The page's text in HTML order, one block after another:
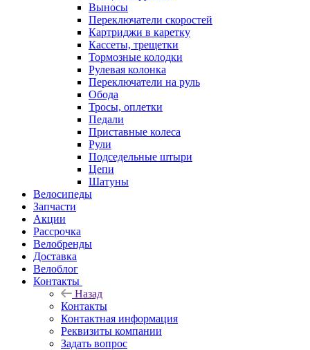
Выносы
Переключатели скоростей
Картриджи в каретку
Кассеты, трещетки
Тормозные колодки
Рулевая колонка
Переключатели на руль
Обода
Тросы, оплетки
Педали
Приставные колеса
Рули
Подседельные штыри
Цепи
Шатуны
Велосипеды
Запчасти
Акции
Рассрочка
Велобренды
Доставка
Велоблог
Контакты
Назад
Контакты
Контактная информация
Реквизиты компании
Задать вопрос